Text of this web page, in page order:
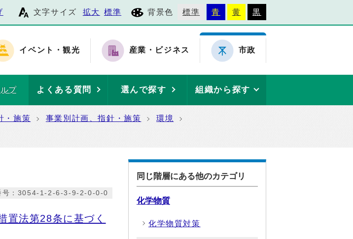
文字サイズ 拡大 標準 背景色 標準 青 黄 黒
イベント・観光 産業・ビジネス 市政
プ よくある質問 選んで探す 組織から探す
・施策 事業別計画、指針・施策
環境
号：3054-1-2-6-3-9-2-0-0-0
置法第28条に基づく
同じ階層にある他のカテゴリ
化学物質
化学物質対策